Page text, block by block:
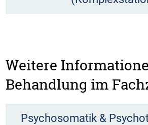
Weitere
Behandlung im
Psychosomatik &